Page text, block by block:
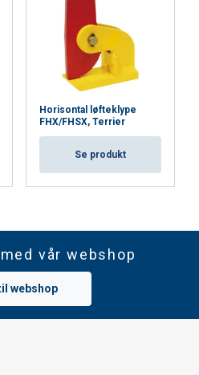
Horisontal løfteklype
FHX/FHSX, Terrier
Se produkt
vår webshop
webshop